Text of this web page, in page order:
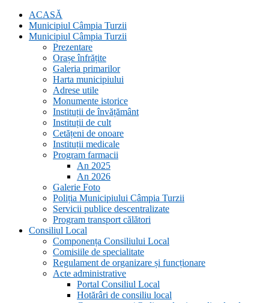
ACASĂ
Municipiul Câmpia Turzii
Municipiul Câmpia Turzii
Prezentare
Orașe înfrățite
Galeria primarilor
Harta municipiului
Adrese utile
Monumente istorice
Instituții de învățământ
Instituții de cult
Cetățeni de onoare
Instituții medicale
Program farmacii
An 2025
An 2026
Galerie Foto
Poliția Municipiului Câmpia Turzii
Servicii publice descentralizate
Program transport călători
Consiliul Local
Componența Consiliului Local
Comisiile de specialitate
Regulament de organizare și funcționare
Acte administrative
Portal Consiliul Local
Hotărâri de consiliu local